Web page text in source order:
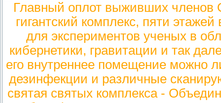
Главный оплот выживших
гигантский комплекс, пяти
для экспериментов ученых в
кибернетики, гравитации и так
его внутреннее помещение можно
дезинфекции и различные
святая святых комплекса -